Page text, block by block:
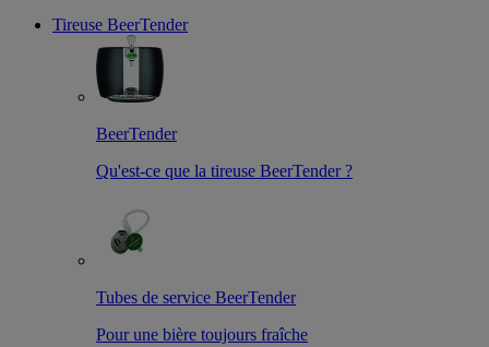
Tireuse BeerTender
BeerTender
Qu'est-ce que la tireuse BeerTender ?
Tubes de service BeerTender
Pour une bière toujours fraîche